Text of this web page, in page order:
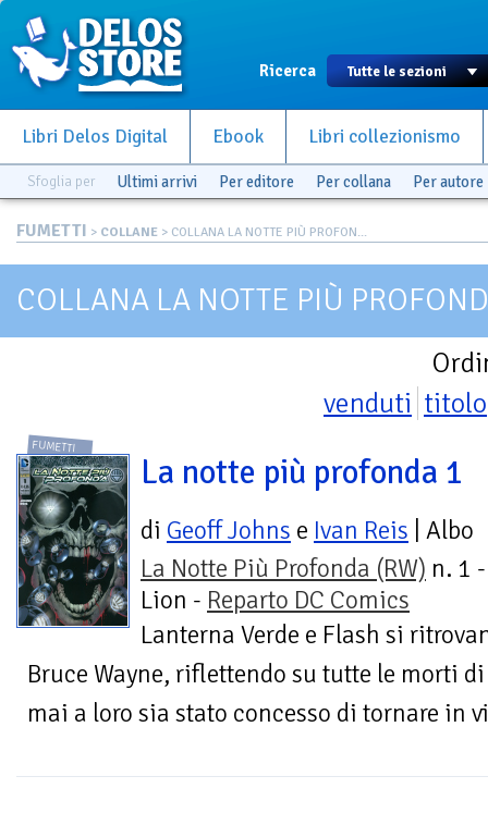
Ricerca
Libri Delos Digital Ebook Libri collezionismo
Sfoglia per Ultimi arrivi Per editore Per collana Per autore
FUMETTI > COLLANE > COLLANA LA NOTTE PIÙ PROFON...
COLLANA LA NOTTE PIÙ
venduti titolo
FUMETTI
La notte più profonda 1
di Geoff Johns e Ivan Reis | Albo
La Notte Più Profonda (RW) n. 1
Lion - Reparto DC Comics
Lanterna Verde e Flash si
Bruce Wayne, riflettendo su tutte le morti
mai a loro sia stato concesso di tornare in